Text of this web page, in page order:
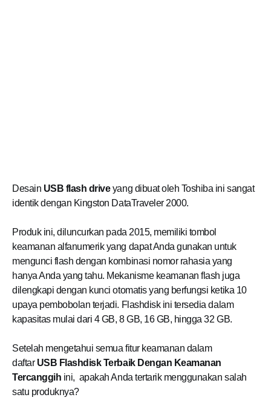
Desain USB flash driveyang dibuat oleh Toshiba ini sangat
identik dengan Kingston DataTraveler 2000.
Produk ini, diluncurkan pada 2015, memiliki tombol
keamanan alfanumerik yang dapat Anda gunakan untuk
mengunci flash dengan kombinasi nomor rahasia yang
hanya Anda yang tahu. Mekanisme keamanan flash juga
dilengkapi dengan kunci otomatis yang berfungsi ketika 10
upaya pembobolan terjadi. Flashdisk ini tersedia dalam
kapasitas mulai dari 4 GB, 8 GB, 16 GB, hingga 32 GB.
Setelah mengetahui semua fitur keamanan dalam
daftarUSB Flashdisk Terbaik Dengan Keamanan
Tercanggih ini, apakah Anda tertarik menggunakan salah
satu produknya?